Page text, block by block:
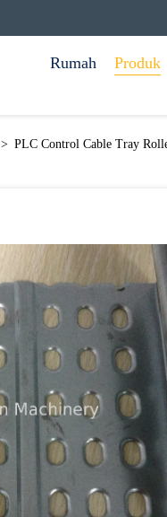
Rumah Produk
> PLC Control Cable Tray